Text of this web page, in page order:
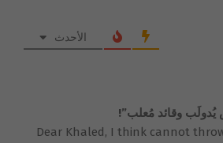
الأحدث
يُدولَب وقائد مُعلب”!
Dear Khaled, I think cannot